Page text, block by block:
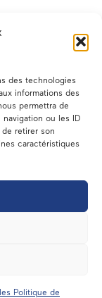
des technologies
informations des
permettra de
ou les ID
retirer son
caractéristiques
Politique de